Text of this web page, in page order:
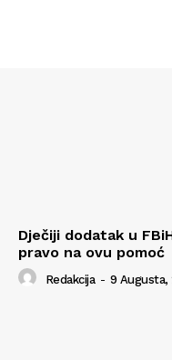
Dječiji dodatak u
pravo na ovu pomoć
Redakcija - 9 Augusta,